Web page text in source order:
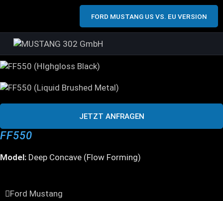
FORD MUSTANG US VS. EU VERSION
JETZT ANFRAGEN
FF550
Model: Deep Concave (Flow Forming)
Ford Mustang